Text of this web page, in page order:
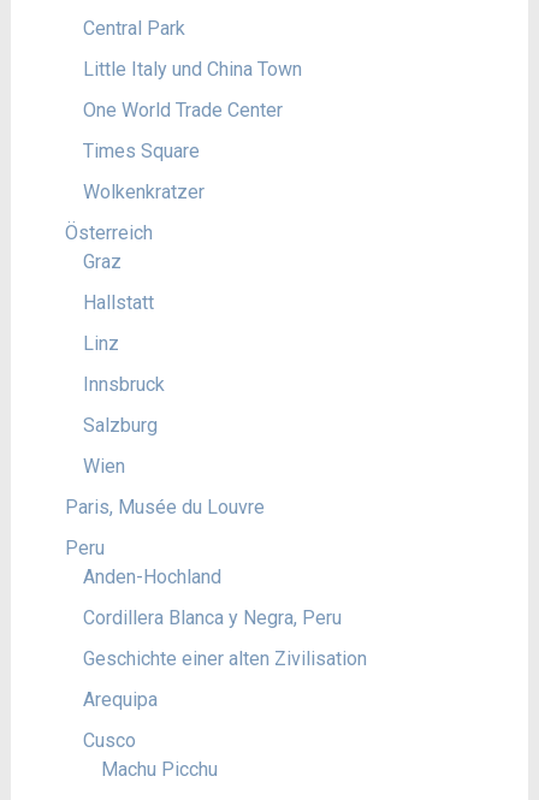
Central Park
Little Italy und China Town
One World Trade Center
Times Square
Wolkenkratzer
Österreich
Graz
Hallstatt
Linz
Innsbruck
Salzburg
Wien
Paris, Musée du Louvre
Peru
Anden-Hochland
Cordillera Blanca y Negra, Peru
Geschichte einer alten Zivilisation
Arequipa
Cusco
Machu Picchu